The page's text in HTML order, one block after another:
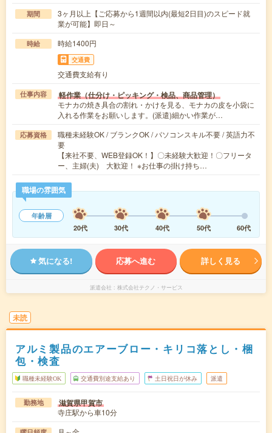
期間
3ヶ月以上【ご応募から1週間以内(最短2日目)のスピード就
業が可能】即日～
時給 時給1400円
交通費
交通費支給有り
仕事内容 軽作業（仕分け・ピッキング・検品、商品管理）
モナカの焼き具合の割れ・かけを見る、モナカの皮を小袋に
入れる作業をお願いします。(派遣)細かい作業が…
応募資格
職種未経験OK / ブランクOK / パソコンスキル不要 / 英語力不
要
【来社不要、WEB登録OK！】〇未経験大歓迎！〇フリータ
ー、主婦(夫) 大歓迎！ ※お仕事の掛け持ち…
職場の雰囲気
年齢層
20代
30代 40代 50代 60代
気になる! 応募へ進む 詳しく見る
派遣会社 株式会社テクノ・サービス
未読
アルミ製品のエアーブロー・キリコ落とし・梱
包・検査
職種未経験OK 交通費別途支給あり 土日祝日が休み 派遣
勤務地 滋賀県甲賀市
寺庄駅から車10分